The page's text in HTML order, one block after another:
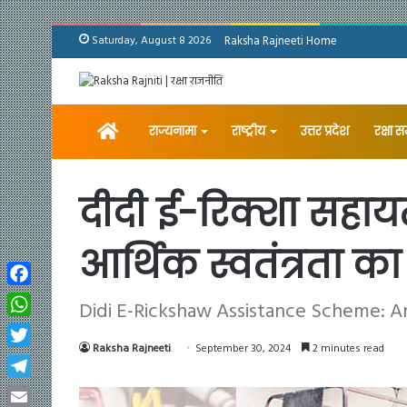
Saturday, August 8 2026 Raksha Rajneeti Home
Homeराज्यनामा राष्ट्रीय उत्तर प्रदेश रक्षा
दीदी ई-रिक्शा
आर्थिक स्वतंत्रता
Didi E-Rickshaw Assistance
Raksha Rajneeti September 30, 2024 2 minutes read
Facebook
WhatsApp
Twitter
Telegram